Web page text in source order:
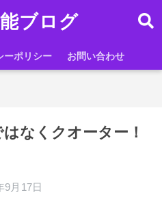
ブログ
ーポリシー お問い合わせ
なくクオーター！
9月17日